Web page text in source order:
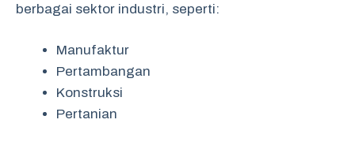
berbagai sektor industri, seperti:
Manufaktur
Pertambangan
Konstruksi
Pertanian